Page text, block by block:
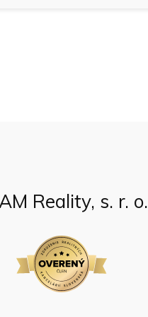
Reality, s. r. o.